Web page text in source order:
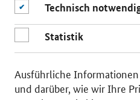
Technisch
Statistik
Ausführliche
und darüber, wie wir Ihre